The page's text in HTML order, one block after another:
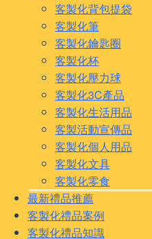
客製化背包提袋
客製化筆
客製化鑰匙圈
客製化杯
客製化壓力球
客製化3C產品
客製化生活用品
客製活動宣傳品
客製化個人用品
客製化文具
客製化零食
最新禮品推薦
客製化禮品案例
客製化禮品知識